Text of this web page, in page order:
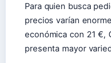
Para quien busca
precios varían
económica con 21 €,
presenta mayor